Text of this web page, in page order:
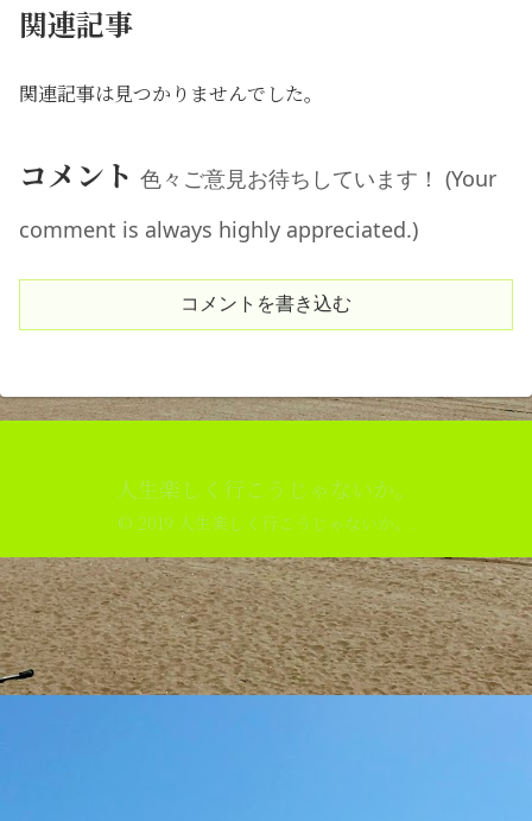
関連記事
関連記事は見つかりませんでした。
コメント 色々ご意見お待ちしています！ (Your
comment is always highly appreciated.)
コメントを書き込む
人生楽しく行こうじゃないか。
© 2019 人生楽しく行こうじゃないか。.